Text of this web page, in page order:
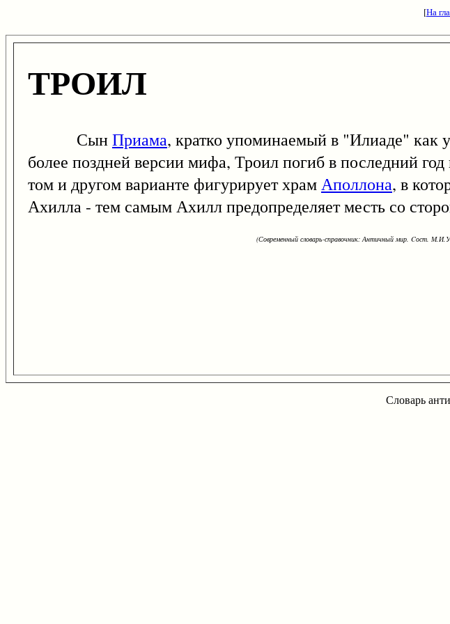
[На
ТРОИЛ
СынПриама, кратко упоминаемый в "Илиаде" как
более поздней версии мифа, Троил погиб в последний
том и другом варианте фигурирует храмАполлона, в
Ахилла - тем самым Ахилл предопределяет месть со
(Современный словарь-справочник: Античный мир. Cост.
Словарь